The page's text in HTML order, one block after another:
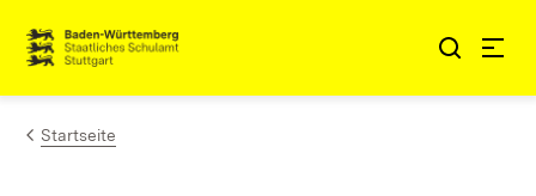
Zum Inhalt springen
Link zur Startseite
Startseite